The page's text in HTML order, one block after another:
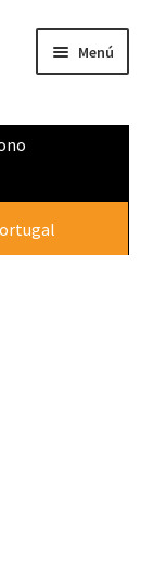
Menú